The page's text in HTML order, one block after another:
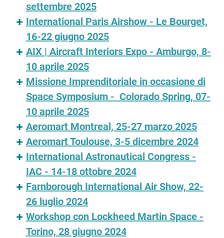
settembre 2025
International Paris Airshow - Le Bourget,
16-22 giugno 2025
AIX | Aircraft Interiors Expo - Amburgo, 8-
10 aprile 2025
Missione Imprenditoriale in occasione di
Space Symposium - Colorado Spring, 07-
10 aprile 2025
Aeromart Montreal, 25-27 marzo 2025
Aeromart Toulouse, 3-5 dicembre 2024
International Astronautical Congress -
IAC - 14-18 ottobre 2024
Farnborough International Air Show, 22-
26 luglio 2024
Workshop con Lockheed Martin Space -
Torino, 28 giugno 2024